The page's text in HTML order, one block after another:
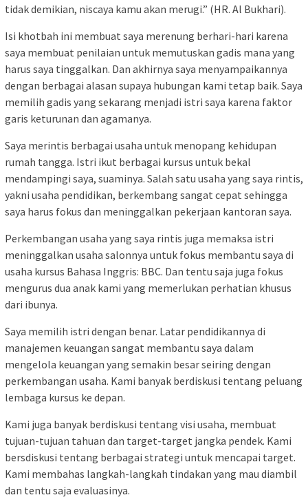
tidak demikian, niscaya kamu akan merugi.” (HR. Al Bukhari).
Isi khotbah ini membuat saya merenung berhari-hari karena
saya membuat penilaian untuk memutuskan gadis mana yang
harus saya tinggalkan. Dan akhirnya saya menyampaikannya
dengan berbagai alasan supaya hubungan kami tetap baik. Saya
memilih gadis yang sekarang menjadi istri saya karena faktor
garis keturunan dan agamanya.
Saya merintis berbagai usaha untuk menopang kehidupan
rumah tangga. Istri ikut berbagai kursus untuk bekal
mendampingi saya, suaminya. Salah satu usaha yang saya rintis,
yakni usaha pendidikan, berkembang sangat cepat sehingga
saya harus fokus dan meninggalkan pekerjaan kantoran saya.
Perkembangan usaha yang saya rintis juga memaksa istri
meninggalkan usaha salonnya untuk fokus membantu saya di
usaha kursus Bahasa Inggris: BBC. Dan tentu saja juga fokus
mengurus dua anak kami yang memerlukan perhatian khusus
dari ibunya.
Saya memilih istri dengan benar. Latar pendidikannya di
manajemen keuangan sangat membantu saya dalam
mengelola keuangan yang semakin besar seiring dengan
perkembangan usaha. Kami banyak berdiskusi tentang peluang
lembaga kursus ke depan.
Kami juga banyak berdiskusi tentang visi usaha, membuat
tujuan-tujuan tahuan dan target-target jangka pendek. Kami
bersdiskusi tentang berbagai strategi untuk mencapai target.
Kami membahas langkah-langkah tindakan yang mau diambil
dan tentu saja evaluasinya.